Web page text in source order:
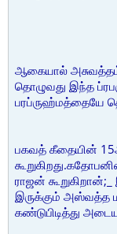
ஆகையால்
தொழுவது இந்த
பரப்ருஹ்மத்தையே
பகவத் கீதையின்
ராஜன்
இருக்கும் அஸ்வத்த
கண்டுபிடித்து